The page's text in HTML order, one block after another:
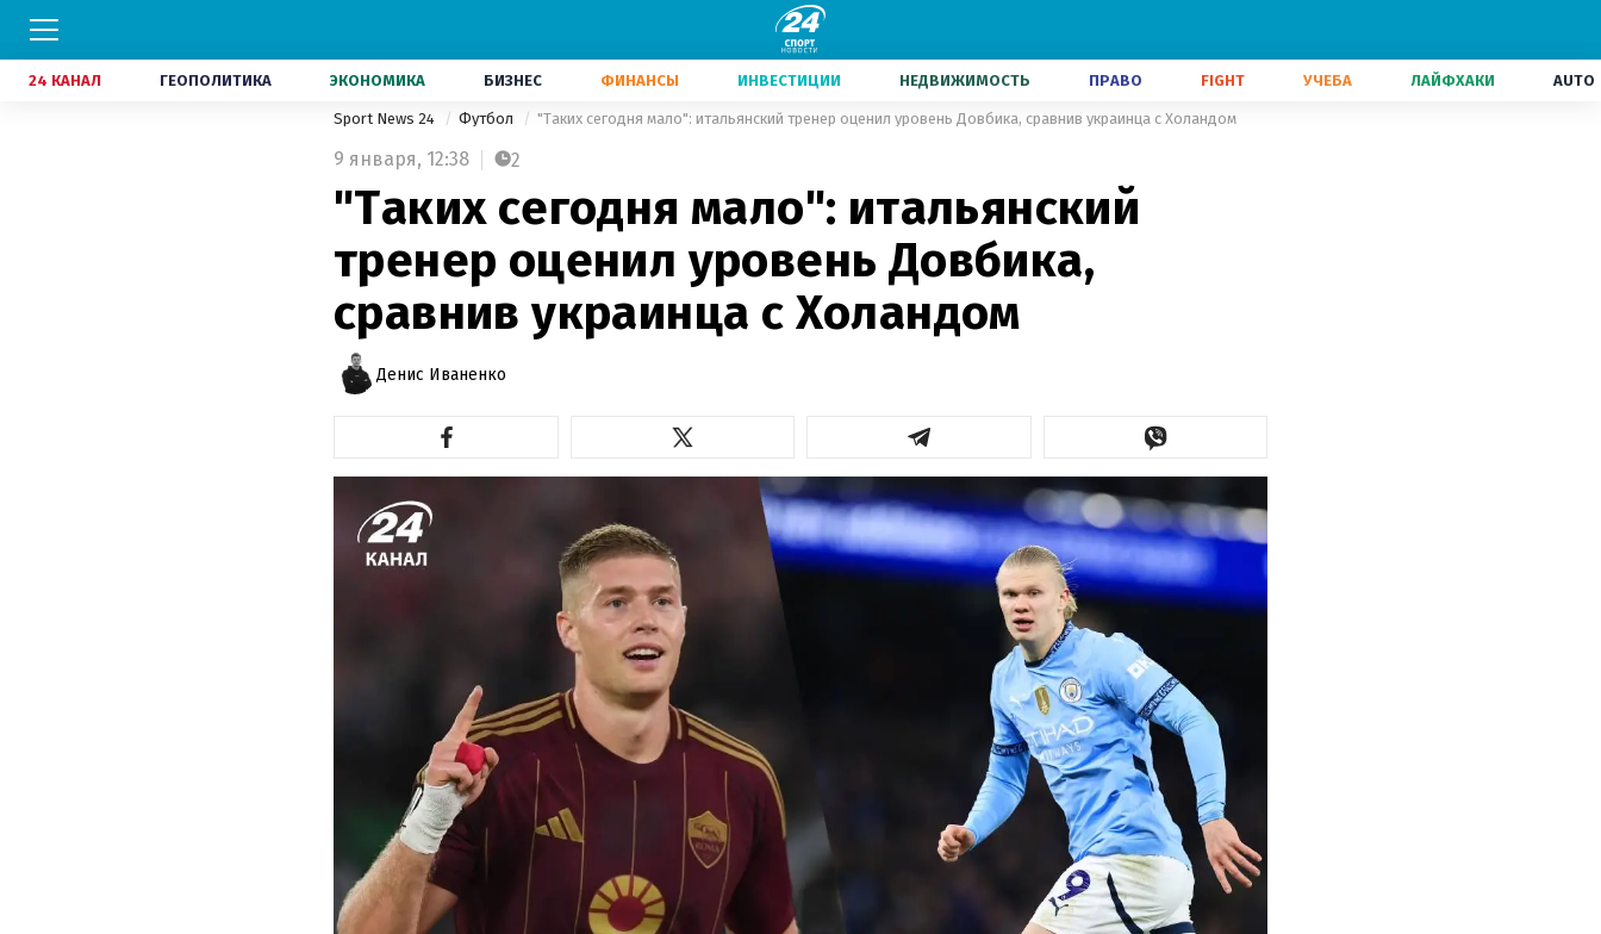
24 КАНАЛ ГЕОПОЛИТИКА ЭКОНОМИКА БИЗНЕС ФИНАНСЫ ИНВЕСТИЦИИ НЕДВИЖИМОСТЬ ПРАВО FIGHT УЧЕБА ЛАЙФХАКИ AUTO
Sport News 24 Футбол "Таких сегодня мало": итальянский тренер оценил уровень Довбика, сравнив украинца с Холандом
9 января, 12:38 2
"Таких сегодня мало": итальянский
тренер оценил уровень Довбика,
сравнив украинца с Холандом
Денис Иваненко